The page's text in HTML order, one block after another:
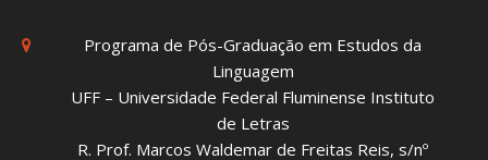
Programa de Pós-Graduação em Estudos da
Linguagem
UFF – Universidade Federal Fluminense Instituto
de Letras
R. Prof. Marcos Waldemar de Freitas Reis, s/nº